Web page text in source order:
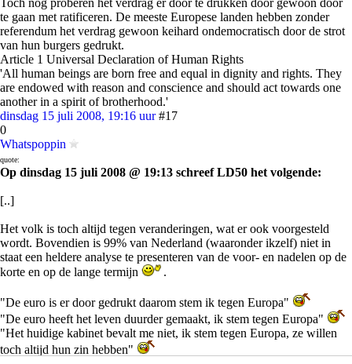
Toch nog proberen het verdrag er door te drukken door gewoon door
te gaan met ratificeren. De meeste Europese landen hebben zonder
referendum het verdrag gewoon keihard ondemocratisch door de strot
van hun burgers gedrukt.
Article 1 Universal Declaration of Human Rights
'All human beings are born free and equal in dignity and rights. They
are endowed with reason and conscience and should act towards one
another in a spirit of brotherhood.'
dinsdag 15 juli 2008, 19:16 uur #17
0
Whatspoppin
quote:
Op dinsdag 15 juli 2008 @ 19:13 schreef LD50 het volgende:
[..]
Het volk is toch altijd tegen veranderingen, wat er ook voorgesteld
wordt. Bovendien is 99% van Nederland (waaronder ikzelf) niet in
staat een heldere analyse te presenteren van de voor- en nadelen op de
korte en op de lange termijn
.
"De euro is er door gedrukt daarom stem ik tegen Europa"
"De euro heeft het leven duurder gemaakt, ik stem tegen Europa"
"Het huidige kabinet bevalt me niet, ik stem tegen Europa, ze willen
toch altijd hun zin hebben"